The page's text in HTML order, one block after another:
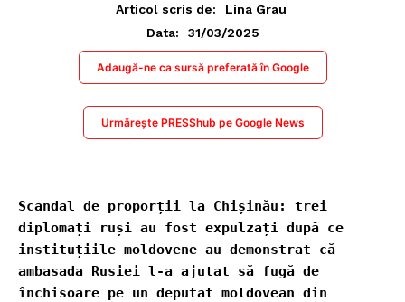
Articol scris de:
Lina Grau
Data:
31/03/2025
Adaugă-ne ca sursă preferată în Google
Urmărește PRESShub pe Google News
Scandal de proporții la Chișinău: trei
diplomați ruși au fost expulzați după ce
instituțiile moldovene au demonstrat că
ambasada Rusiei l-a ajutat să fugă de
închisoare pe un deputat moldovean din